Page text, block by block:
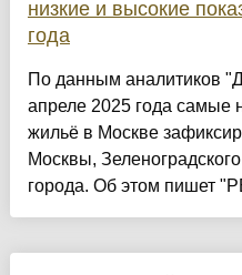
низкие и высокие
года
По данным аналитиков
апреле 2025 года самые
жильё в Москве
Москвы,
города. Об этом пишет